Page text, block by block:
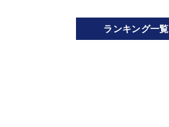
ランキング一覧